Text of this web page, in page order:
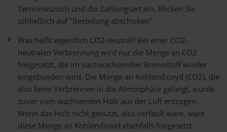
Terminwunsch und die Zahlungsart ein. Klicken Sie
schließlich auf "Bestellung abschicken".
Was heißt eigentlich CO2-neutral? Bei einer CO2-
neutralen Verbrennung wird nur die Menge an CO2
freigesetzt, die im nachwachsenden Brennstoff wieder
eingebunden wird. Die Menge an Kohlendioxyd (CO2), die
also beim Verbrennen in die Atmosphäre gelangt, wurde
zuvor vom wachsenden Holz aus der Luft entzogen.
Wenn das Holz nicht genutzt, also verfault wäre, wäre
diese Menge an Kohlendioxid ebenfalls freigesetzt